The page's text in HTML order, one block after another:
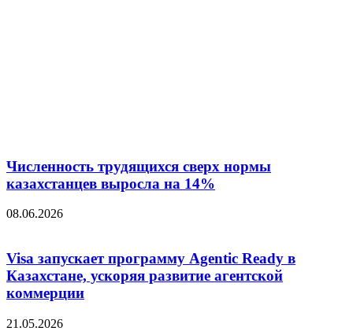
Численность трудящихся сверх нормы
казахстанцев выросла на 14%
08.06.2026
Visa запускает программу Agentic Ready в
Казахстане, ускоряя развитие агентской
коммерции
21.05.2026